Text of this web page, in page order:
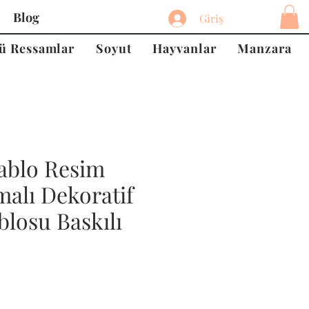
Giriş
Blog
Ressamlar Soyut Hayvanlar Manzara
Resim
Dekoratif
Baskılı